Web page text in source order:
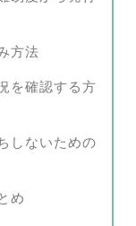
方法
を確認する方
しないための
め